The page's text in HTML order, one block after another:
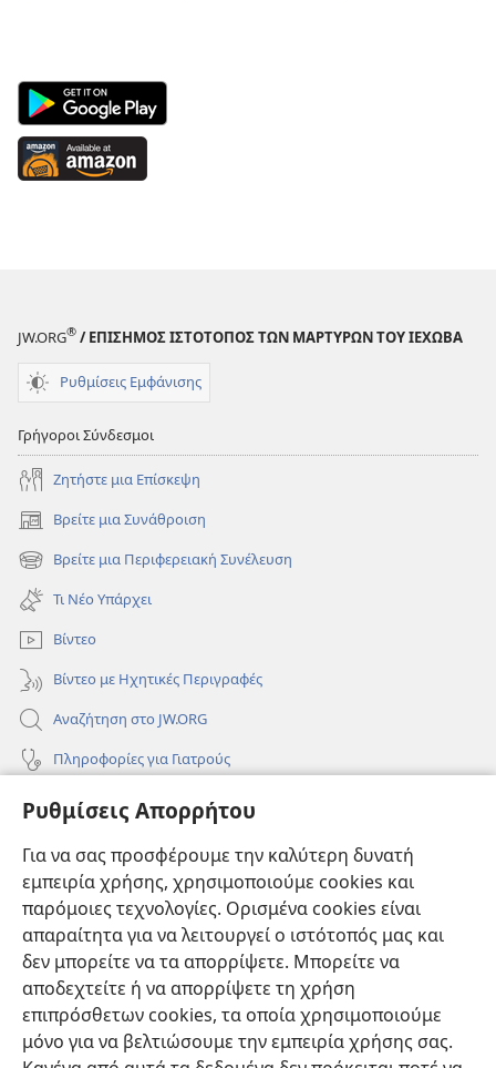
Ρυθμίσεις Απορρήτου
Για να σας προσφέρουμε την καλύτερη δυνατή
εμπειρία χρήσης, χρησιμοποιούμε cookies και
παρόμοιες τεχνολογίες. Ορισμένα cookies είναι
απαραίτητα για να λειτουργεί ο ιστότοπός μας και
δεν μπορείτε να τα απορρίψετε. Μπορείτε να
αποδεχτείτε ή να απορρίψετε τη χρήση
επιπρόσθετων cookies, τα οποία χρησιμοποιούμε
μόνο για να βελτιώσουμε την εμπειρία χρήσης σας.
Android
App
on
Google
Available
at
JW.ORG® / ΕΠΙΣΗΜΟΣ ΙΣΤΟΤΟΠΟΣ ΤΩΝ ΜΑΡΤΥΡΩΝ ΤΟΥ ΙΕΧΩΒΑ
Ρυθμίσεις Εμφάνισης
Γρήγοροι Σύνδεσμοι
Ζητήστε μια Επίσκεψη
Βρείτε μια Συνάθροιση
(ανοίγει
νέο
παράθυρο)
Βρείτε μια Περιφερειακή Συνέλευση
(ανοίγει
νέο
παράθυρο)
Τι Νέο Υπάρχει
Βίντεο
Βίντεο με Ηχητικές Περιγραφές
Αναζήτηση στο JW.ORG
Πληροφορίες για Γιατρούς
Πληροφορίες για Επίσημους Φορείς και ΜΜΕ
Συνεισφορές
(ανοίγει
παράθυρο)ΔΙΑΔΙΚΤΥΑΚΗ ΒΙΒΛΙΟΘΗΚΗ της Σκοπιάς™
(ανοίγει
νέο
παράθυρο)
JW Hub
(ανοίγει
νέο
παράθυρο)JW Library®